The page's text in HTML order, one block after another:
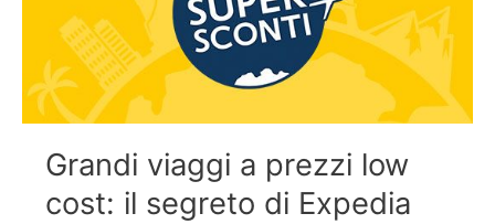
Grandi viaggi a prezzi low
cost: il segreto di Expedia